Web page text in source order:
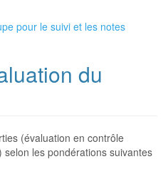
pour le suivi et les notes
du
(évaluation en contrôle
les pondérations suivantes